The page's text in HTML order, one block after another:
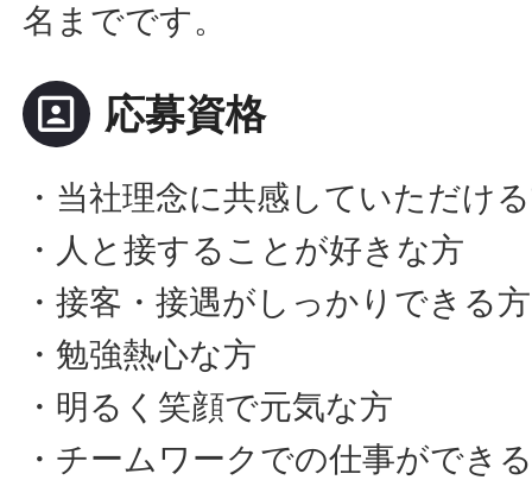
名までです。
portrait 応募資格
・当社理念に共感していただけ
・人と接することが好きな方
・接客・接遇がしっかりできる方
・勉強熱心な方
・明るく笑顔で元気な方
・チームワークでの仕事ができ